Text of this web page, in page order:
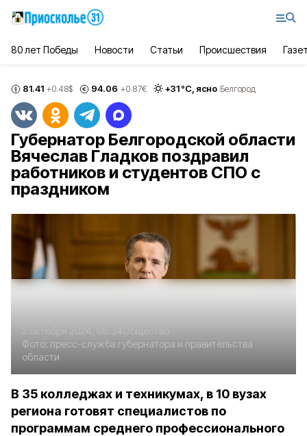
80 лет Победы Новости Статьи Происшествия
81.41 +0.48$ 94.06 +0.87€ +31°С, ясно Белгород
Губернатор Белгородской области
Вячеслав Гладков поздравил
работников и студентов СПО с
праздником
Фото: пресс-служба губернатора и правительства
области
В 35 колледжах и техникумах, в 10 вузах
региона готовят специалистов по
программам среднего профессионального